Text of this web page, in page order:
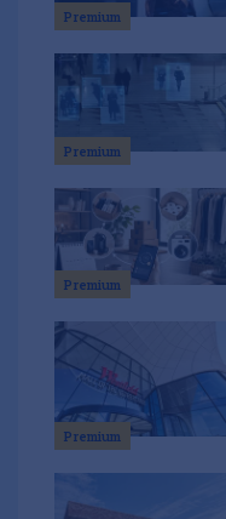
Premium
Premium
Premium
Premium